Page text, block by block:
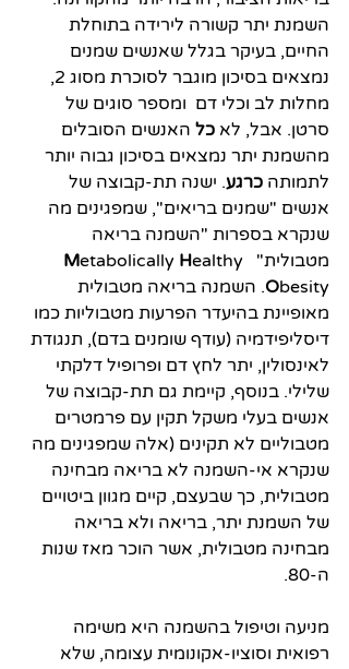
השמנת יתר קשורה לירידה בתוחלת
החיים, בעיקר בגלל שאנשים שמנים
נמצאים בסיכון מוגבר לסוכרת מסוג 2,
מחלות לב וכלי דם  ומספר סוגים של
סרטן. אבל, לא כל האנשים הסובלים
מהשמנת יתר נמצאים בסיכון גבוה יותר
לתמותה כרגע. ישנה תת-קבוצה של
אנשים "שמנים בריאים", שמפגינים מה
שנקרא בספרות "השמנה בריאה
מטבולית"
Metabolically Healthy
Obesity. השמנה בריאה מטבולית
מאופיינת בהיעדר הפרעות מטבוליות כמו
דיסליפידמיה (עודף שומנים בדם), תנגודת
לאינסולין, יתר לחץ דם ופרופיל דלקתי
שלילי. בנוסף, קיימת גם תת-קבוצה של
אנשים בעלי משקל תקין עם פרמטרים
מטבוליים לא תקינים (אלה שמפגינים מה
שנקרא אי-השמנה לא בריאה מבחינה
מטבולית, כך שבעצם, קיים מגוון ביטויים
של השמנת יתר, בריאה ולא בריאה
מבחינה מטבולית, אשר הוכר מאז שנות
ה-80.
מניעה וטיפול בהשמנה היא משימה
רפואית וסוציו-אקונומית עצומה, שלא